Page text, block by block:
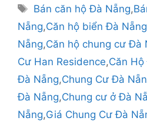
Thẻ
Bán căn hộ Đà Nẵng,
Nẵng,Căn hộ biển Đà Nẵng
Nẵng,Căn hộ chung cư Đà
Cư Han Residence,Căn
Đà Nẵng,Chung Cư Đà
Đà Nẵng,Chung cư ở Đà
Nẵng,Giá Chung Cư Đà